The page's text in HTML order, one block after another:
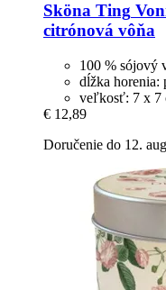
Sköna Ting
citrónová vôňa
100 % sójový
dĺžka horenia:
veľkosť: 7 x 7
€ 12,89
Doručenie do 12.